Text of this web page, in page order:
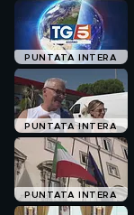
PUNTATA INTERA
PUNTATA INTERA
PUNTATA INTERA